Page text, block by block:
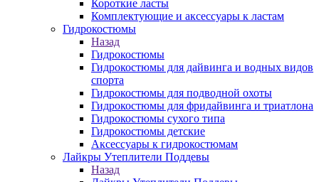
Короткие ласты
Комплектующие и аксессуары к ластам
Гидрокостюмы
Назад
Гидрокостюмы
Гидрокостюмы для дайвинга и водных видов
спорта
Гидрокостюмы для подводной охоты
Гидрокостюмы для фридайвинга и триатлона
Гидрокостюмы сухого типа
Гидрокостюмы детские
Аксессуары к гидрокостюмам
Лайкры Утеплители Поддевы
Назад